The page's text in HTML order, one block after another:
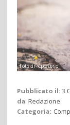
Foto di repertorio
Pubblicato il: 3
da: Redazione
Categoria: